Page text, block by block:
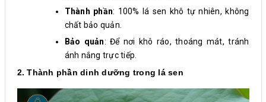
Thành phần: 100% lá sen khô tự nhiên, không
chất bảo quản.
Bảo quản: Để nơi khô ráo, thoáng mát, tránh
ánh nắng trực tiếp.
2. Thành phần dinh dưỡng trong lá sen